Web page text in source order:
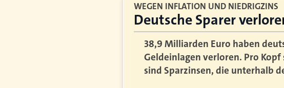
WEGEN INFLATION UND NIEDRIGZINS
Deutsche Sparer
38,9 Milliarden Euro haben
Geldeinlagen verloren. Pro
sind Sparzinsen, die unterhalb